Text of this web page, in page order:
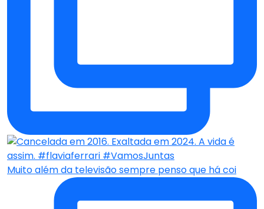
Muito além da televisão sempre penso que há coi